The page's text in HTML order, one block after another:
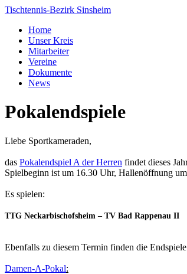
Tischtennis-Bezirk Sinsheim
Home
Unser Kreis
Mitarbeiter
Vereine
Dokumente
News
Pokalendspiele
Liebe Sportkameraden,
das Pokalendspiel A der Herren findet dieses
Spielbeginn ist um 16.30 Uhr, Hallenöffnung
Es spielen:
TTG Neckarbischofsheim – TV Bad Rappenau II
Ebenfalls zu diesem Termin finden die
Damen-A-Pokal: